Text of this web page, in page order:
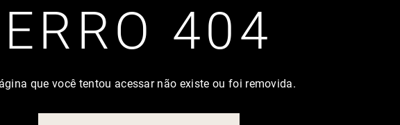
ERRO 404
que você tentou acessar não existe ou foi removida.